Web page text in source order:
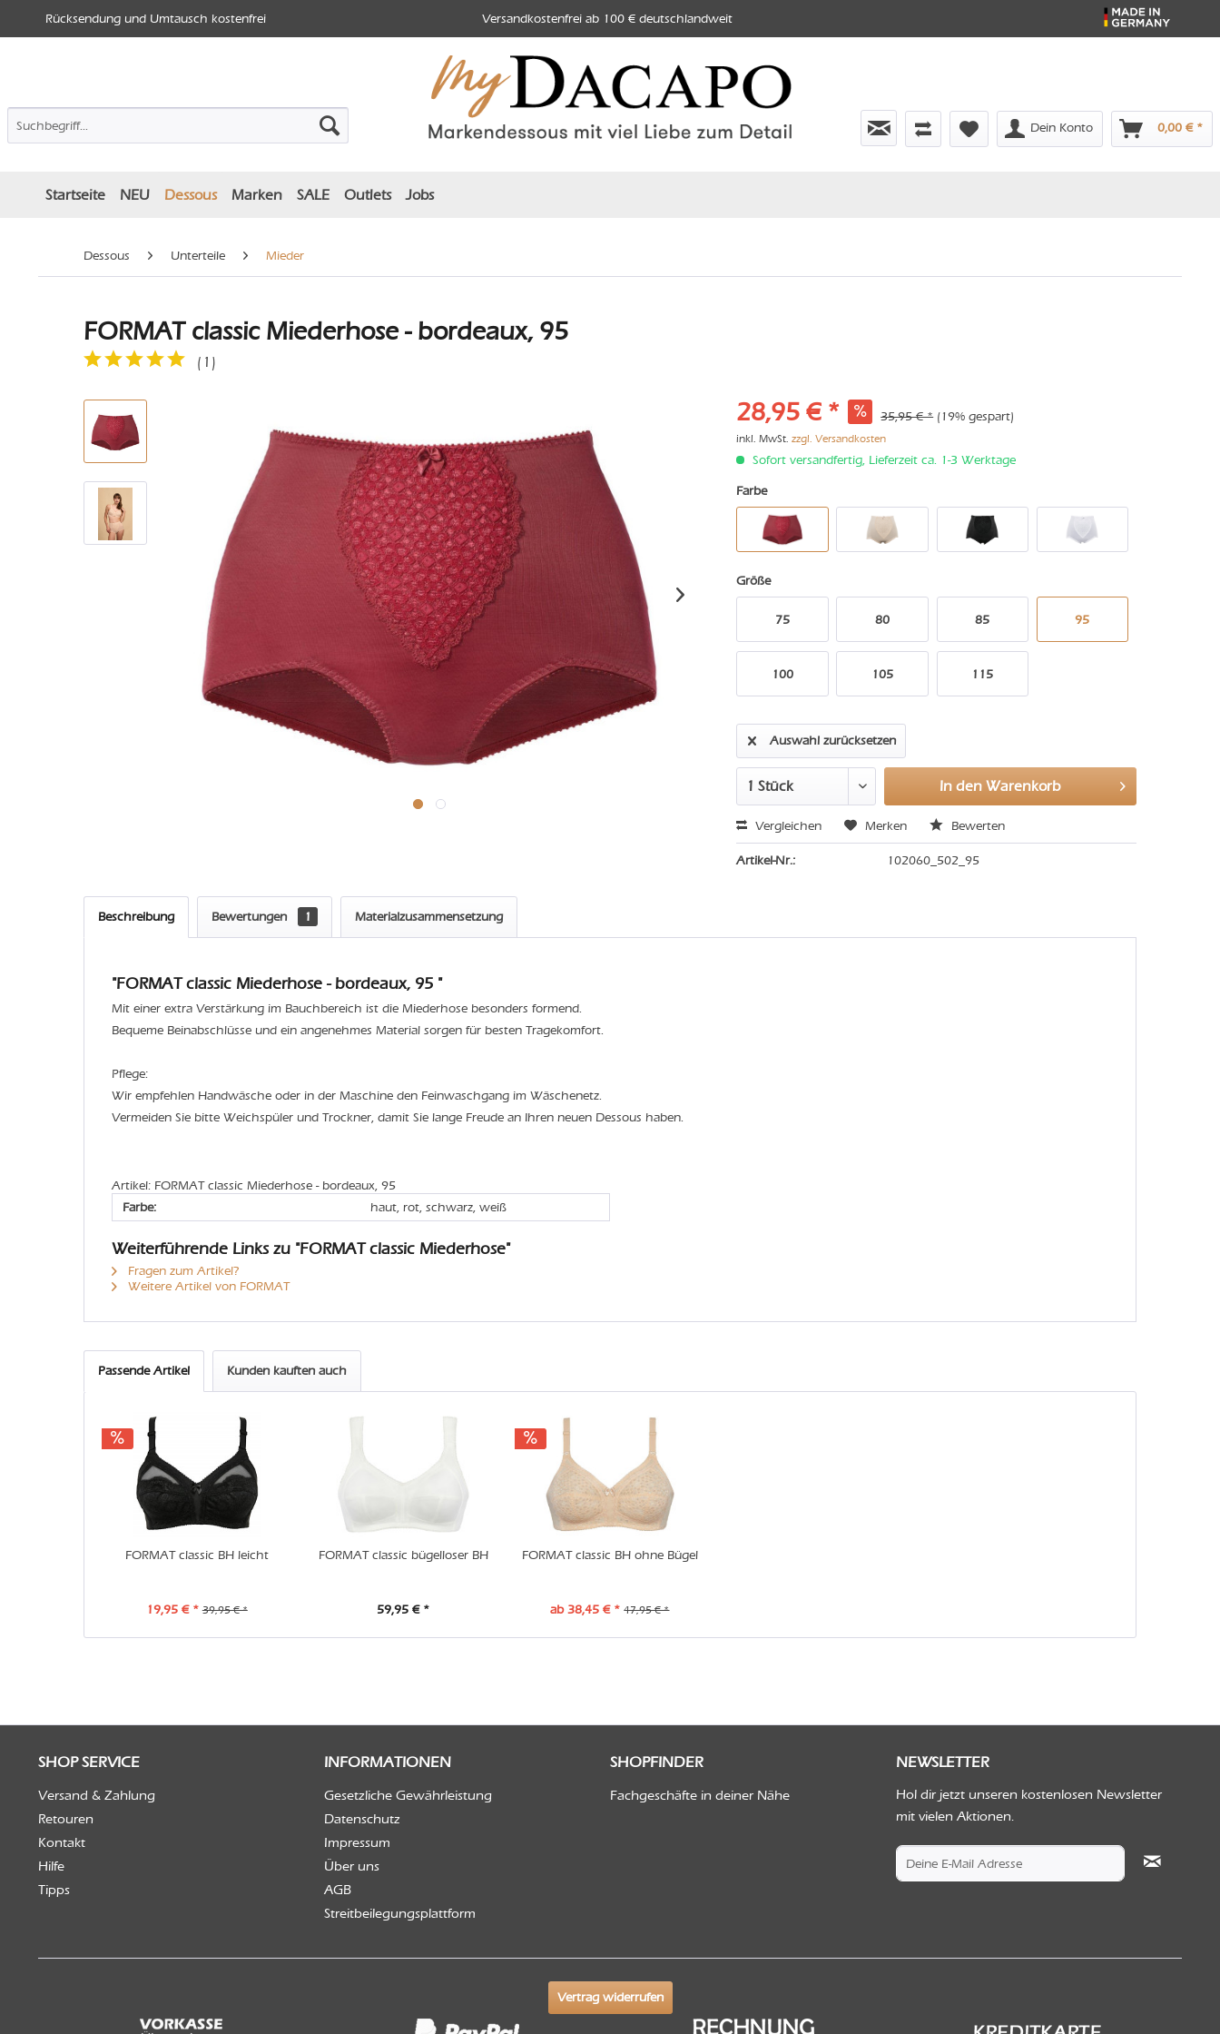
Rücksendung und Umtausch kostenfrei Versandkostenfrei ab 100 € deutschlandweit
Dein Konto 0,00 € *
Startseite NEU Dessous Marken SALE Outlets Jobs
Dessous Unterteile Mieder
FORMAT classic Miederhose - bordeaux, 95
( 1 )
28,95 € * 35,95 € * (19% gespart)
inkl. MwSt.zzgl. Versandkosten
Sofort versandfertig, Lieferzeit ca. 1-3 Werktage
Farbe
Größe
75 80 85 95
100 105 115
Auswahl zurücksetzen
In den Warenkorb
Vergleichen Merken Bewerten
Artikel-Nr.: 102060_502_95
Beschreibung Bewertungen 1 Materialzusammensetzung
"FORMAT classic Miederhose - bordeaux, 95 "
Mit einer extra Verstärkung im Bauchbereich ist die Miederhose besonders formend.
Bequeme Beinabschlüsse und ein angenehmes Material sorgen für besten Tragekomfort.
Pflege:
Wir empfehlen Handwäsche oder in der Maschine den Feinwaschgang im Wäschenetz.
Vermeiden Sie bitte Weichspüler und Trockner, damit Sie lange Freude an Ihren neuen Dessous haben.
Artikel: FORMAT classic Miederhose - bordeaux, 95
Farbe:
haut, rot, schwarz, weiß
Weiterführende Links zu "FORMAT classic Miederhose"
Fragen zum Artikel?
Weitere Artikel von FORMAT
Passende Artikel Kunden kauften auch
FORMAT classic BH leicht
19,95 € * 39,95 € *
FORMAT classic bügelloser BH
59,95 € *
FORMAT classic BH ohne Bügel
ab 38,45 € * 47,95 € *
SHOP SERVICE
Versand & Zahlung
Retouren
Kontakt
Hilfe
Tipps
INFORMATIONEN
Gesetzliche Gewährleistung
Datenschutz
Impressum
Über uns
AGB
Streitbeilegungsplattform
SHOPFINDER
Fachgeschäfte in deiner Nähe
NEWSLETTER
Hol dir jetzt unseren kostenlosen Newsletter
mit vielen Aktionen.
Vertrag widerrufen